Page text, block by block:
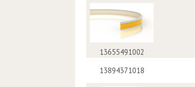
13655491002
13894371018